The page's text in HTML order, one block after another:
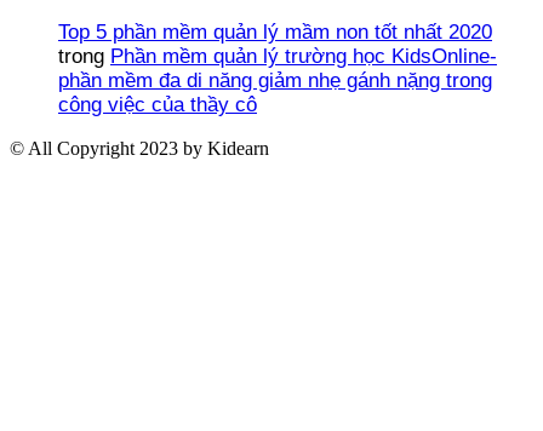
Top 5 phần mềm quản lý mầm non tốt nhất 2020
trong Phần mềm quản lý trường học KidsOnline-
phần mềm đa di năng giảm nhẹ gánh nặng trong
công việc của thầy cô
© All Copyright 2023 by Kidearn